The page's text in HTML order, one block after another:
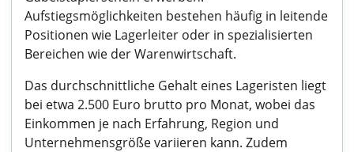
Aufstiegsmöglichkeiten bestehen häufig in leitende
Positionen wie Lagerleiter oder in spezialisierten
Bereichen wie der Warenwirtschaft.
Das durchschnittliche Gehalt eines Lageristen liegt
bei etwa 2.500 Euro brutto pro Monat, wobei das
Einkommen je nach Erfahrung, Region und
Unternehmensgröße variieren kann. Zudem